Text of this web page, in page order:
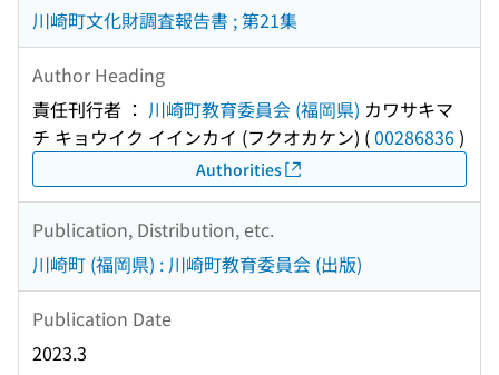
川崎町文化財調査報告書 ; 第21集
Author Heading
責任刊行者 ： 川崎町教育委員会 (福岡県) カワサキマ
チ キョウイク イインカイ (フクオカケン) (00286836)
Authorities
Publication, Distribution, etc.
川崎町 (福岡県) : 川崎町教育委員会 (出版)
Publication Date
2023.3